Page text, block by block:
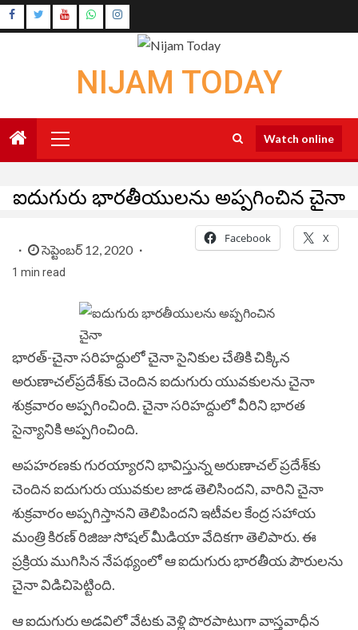
Skip
to
Instagram
NIJAM TODAY
Menu
Watch online
ఐదుగురు భారతీయులను అప్పగించిన చైనా
సెప్టెంబర్ 12, 2020
1 min read
Facebook X
భారత్‌-చైనా సరిహద్దులో చైనా సైనికుల చేతికి చిక్కిన
అరుణాచల్‌ప్రదేశ్‌కు చెందిన ఐదుగురు యువకులను చైనా
శుక్రవారం అప్పగించింది. చైనా సరిహద్దులో వీరిని భారత
సైన్యానికి అప్పగించింది.
అపహరణకు గురయ్యారని భావిస్తున్న అరుణాచల్‌ ప్రదేశ్‌కు
చెందిన ఐదుగురు యువకుల జాడ తెలిసిందని, వారిని చైనా
శుక్రవారం అప్పగిస్తానని తెలిపిందని ఇటీవ‌ల కేంద్ర స‌హాయ
మంత్రి కిర‌ణ్ రిజిజు సోషల్‌ మీడియా వేదికగా తెలిపారు. ఈ
ప్ర‌క్రియ ముగిసిన నేప‌థ్యంలో ఆ ఐదుగురు భారతీయ పౌరులను
చైనా విడిచిపెట్టింది.
ఆ ఐదుగురు అడవిలో వేటకు వెళ్లి పొరపాటుగా వాస్తవాధీన